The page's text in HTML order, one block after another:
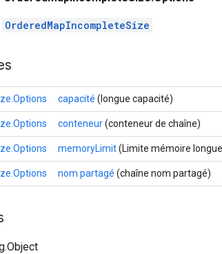
OrderedMapIncompleteSize
capacité (longue capacité)
conteneur(conteneur de chaîne)
memoryLimit(Limite mémoire
nom partagé (chaîne nom partagé)